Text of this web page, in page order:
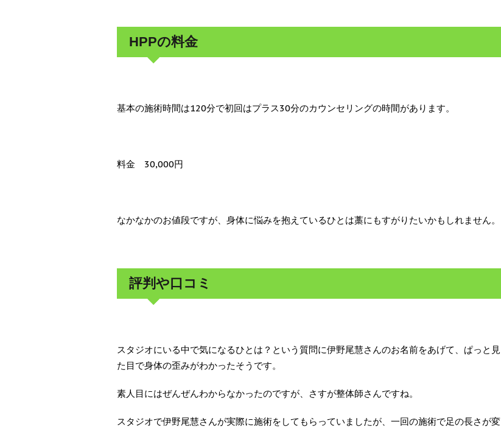
HPPの料金
基本の施術時間は120分で初回はプラス30分のカウンセリングの時間があります。
料金 30,000円
なかなかのお値段ですが、身体に悩みを抱えているひとは藁にもすがりたいかもしれません。
評判や口コミ
スタジオにいる中で気になるひとは？という質問に伊野尾慧さんのお名前をあげて、ぱっと見
た目で身体の歪みがわかったそうです。
素人目にはぜんぜんわからなかったのですが、さすが整体師さんですね。
スタジオで伊野尾慧さんが実際に施術をしてもらっていましたが、一回の施術で足の長さが変